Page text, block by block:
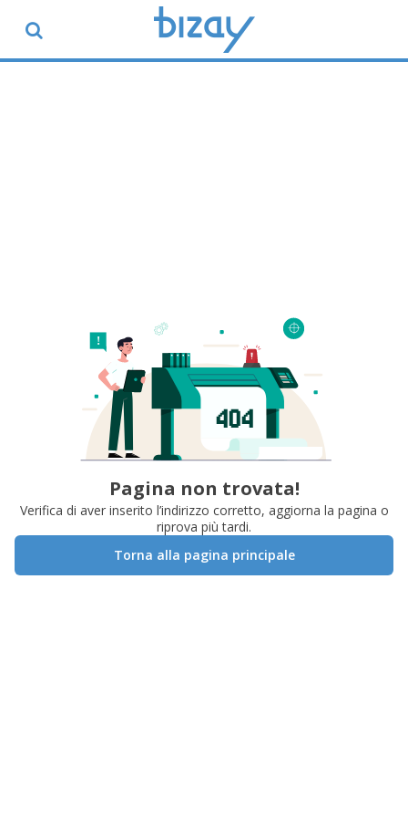
Pagina non trovata!
Verifica di aver inserito l’indirizzo corretto, aggiorna la pagina o
riprova più tardi.